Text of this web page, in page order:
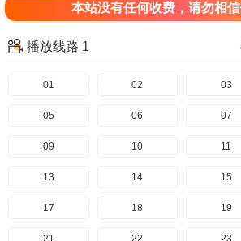
本站没有任何收费，请勿相
播放线路 1
01 02 03
05 06 07
09 10 11
13 14 15
17 18 19
21 22 23